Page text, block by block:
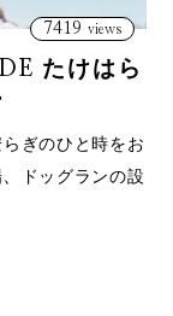
7419 views
たけはら
ぎのひと時をお
ドッグランの設